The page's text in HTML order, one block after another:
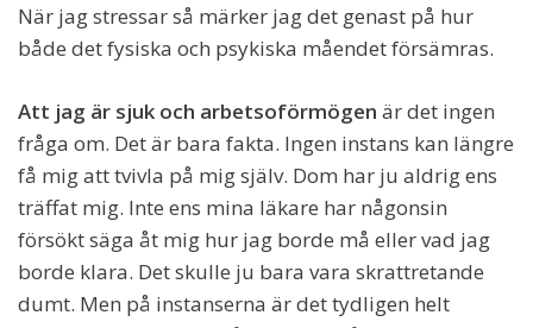
När jag stressar så märker jag det genast på hur
både det fysiska och psykiska måendet försämras.
Att jag är sjuk och arbetsoförmögen är det ingen
fråga om. Det är bara fakta. Ingen instans kan längre
få mig att tvivla på mig själv. Dom har ju aldrig ens
träffat mig. Inte ens mina läkare har någonsin
försökt säga åt mig hur jag borde må eller vad jag
borde klara. Det skulle ju bara vara skrattretande
dumt. Men på instanserna är det tydligen helt